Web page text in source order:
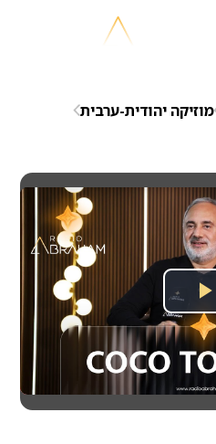
מוזיקה יהודית-ערבית
Play
Video